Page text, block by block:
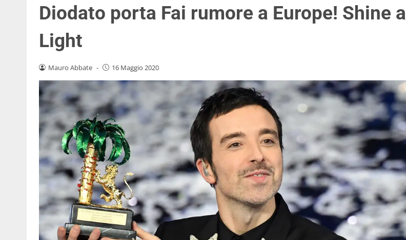
Diodato porta Fai rumore a Europe! Shine a
Light
Mauro Abbate - 16 Maggio 2020